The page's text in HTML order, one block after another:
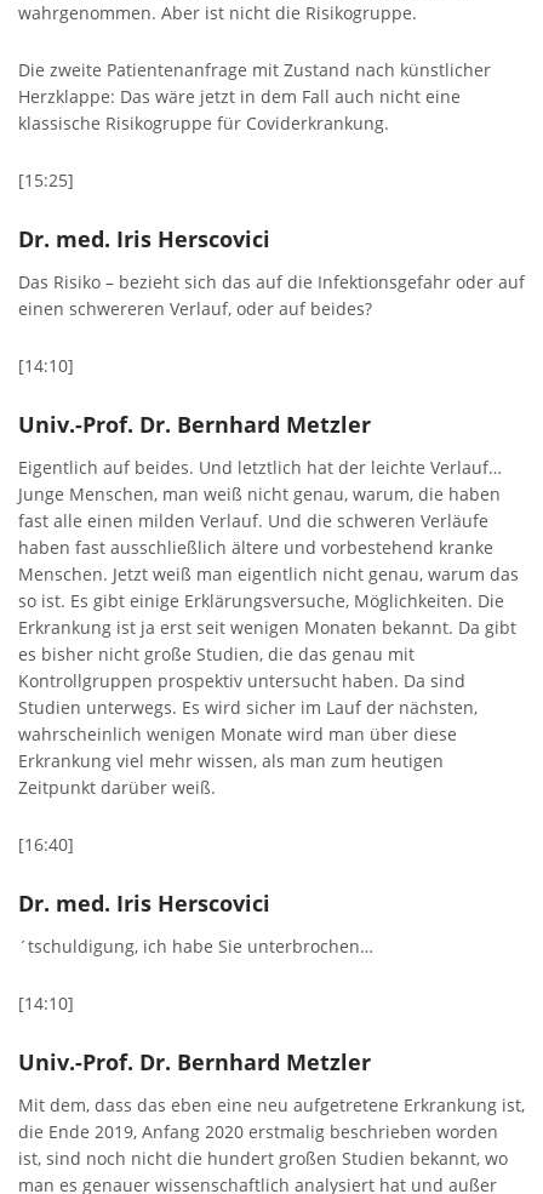
wahrgenommen. Aber ist nicht die Risikogruppe.
Die zweite Patientenanfrage mit Zustand nach künstlicher
Herzklappe: Das wäre jetzt in dem Fall auch nicht eine
klassische Risikogruppe für Coviderkrankung.
[15:25]
Dr. med. Iris Herscovici
Das Risiko – bezieht sich das auf die Infektionsgefahr oder auf
einen schwereren Verlauf, oder auf beides?
[14:10]
Univ.-Prof. Dr. Bernhard Metzler
Eigentlich auf beides. Und letztlich hat der leichte Verlauf…
Junge Menschen, man weiß nicht genau, warum, die haben
fast alle einen milden Verlauf. Und die schweren Verläufe
haben fast ausschließlich ältere und vorbestehend kranke
Menschen. Jetzt weiß man eigentlich nicht genau, warum das
so ist. Es gibt einige Erklärungsversuche, Möglichkeiten. Die
Erkrankung ist ja erst seit wenigen Monaten bekannt. Da gibt
es bisher nicht große Studien, die das genau mit
Kontrollgruppen prospektiv untersucht haben. Da sind
Studien unterwegs. Es wird sicher im Lauf der nächsten,
wahrscheinlich wenigen Monate wird man über diese
Erkrankung viel mehr wissen, als man zum heutigen
Zeitpunkt darüber weiß.
[16:40]
Dr. med. Iris Herscovici
´tschuldigung, ich habe Sie unterbrochen…
[14:10]
Univ.-Prof. Dr. Bernhard Metzler
Mit dem, dass das eben eine neu aufgetretene Erkrankung ist,
die Ende 2019, Anfang 2020 erstmalig beschrieben worden
ist, sind noch nicht die hundert großen Studien bekannt, wo
man es genauer wissenschaftlich analysiert hat und außer